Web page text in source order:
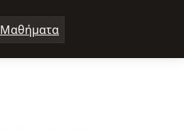
Μαθήματα